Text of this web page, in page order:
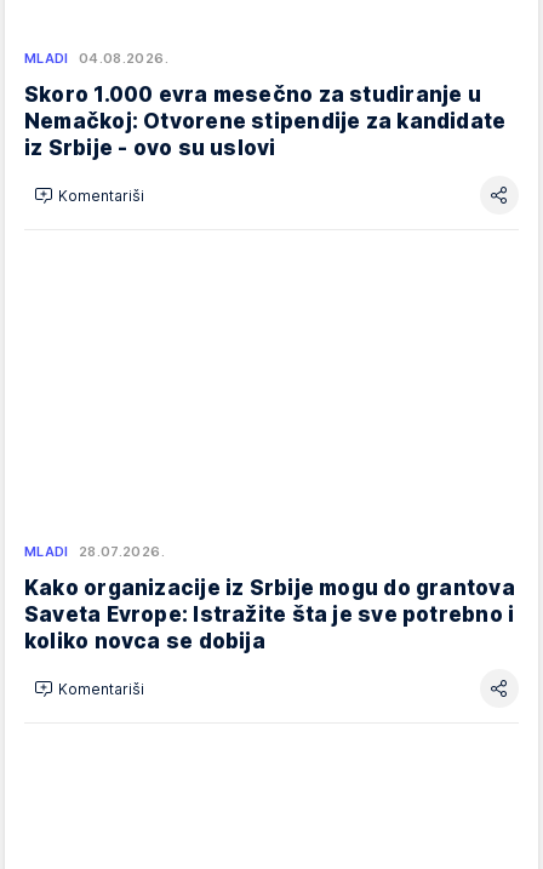
MLADI 04.08.2026.
Skoro 1.000 evra mesečno za studiranje u
Nemačkoj: Otvorene stipendije za kandidate
iz Srbije - ovo su uslovi
Komentariši
MLADI 28.07.2026.
Kako organizacije iz Srbije mogu do grantova
Saveta Evrope: Istražite šta je sve potrebno i
koliko novca se dobija
Komentariši